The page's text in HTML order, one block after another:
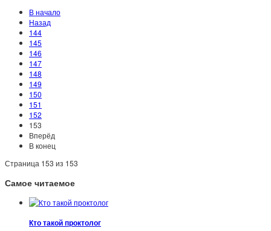
В начало
Назад
144
145
146
147
148
149
150
151
152
153
Вперёд
В конец
Страница 153 из 153
Самое читаемое
Кто такой проктолог